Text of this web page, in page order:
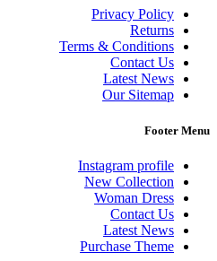
Privacy Policy
Returns
Terms & Conditions
Contact Us
Latest News
Our Sitemap
Footer Menu
Instagram profile
New Collection
Woman Dress
Contact Us
Latest News
Purchase Theme